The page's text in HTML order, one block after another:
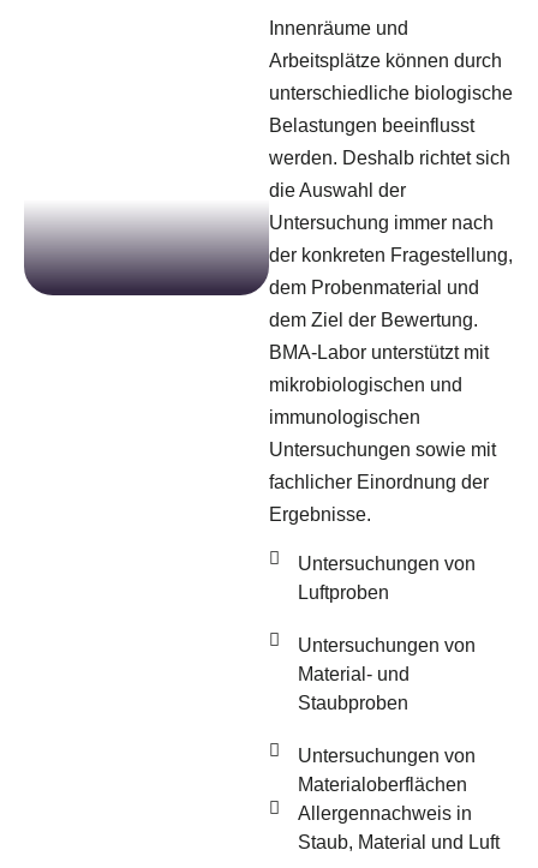
Innenräume und
Arbeitsplätze können durch
unterschiedliche biologische
Belastungen beeinflusst
werden. Deshalb richtet sich
die Auswahl der
Untersuchung immer nach
der konkreten Fragestellung,
dem Probenmaterial und
dem Ziel der Bewertung.
BMA-Labor unterstützt mit
mikrobiologischen und
immunologischen
Untersuchungen sowie mit
fachlicher Einordnung der
Ergebnisse.
Untersuchungen von
Luftproben
Untersuchungen von
Material- und
Staubproben
Untersuchungen von
Materialoberflächen
Allergennachweis in
Staub, Material und Luft